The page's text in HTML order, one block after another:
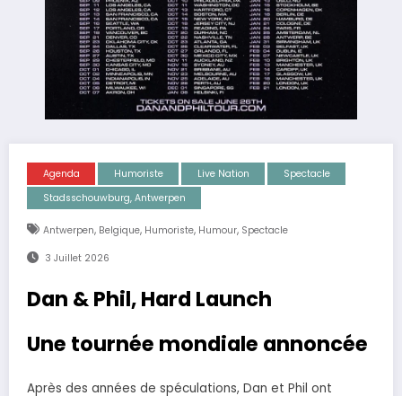
Agenda Humoriste Live Nation
Spectacle
Stadsschouwburg, Antwerpen
Antwerpen, Belgique, Humoriste, Humour, Spectacle
3 Juillet 2026
Dan & Phil, Hard Launch
Une tournée mondiale annoncée
Après des années de spéculations, Dan et Phil ont